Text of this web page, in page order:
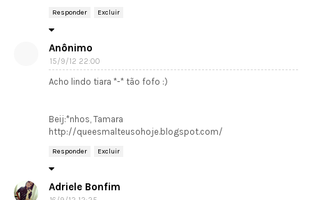
Responder Excluir
Anônimo
15/9/12 22:00
Acho lindo tiara *-* tão fofo :)
Beij:*nhos, Tamara
http://queesmalteusohoje.blogspot.com/
Responder Excluir
Adriele Bonfim